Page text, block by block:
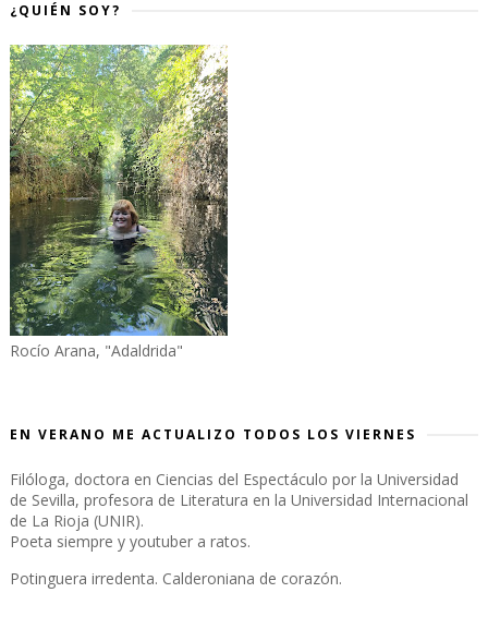
¿QUIÉN SOY?
Rocío Arana, "Adaldrida"
EN VERANO ME ACTUALIZO TODOS LOS VIERNES
Filóloga, doctora en Ciencias del Espectáculo por la Universidad
de Sevilla, profesora de Literatura en la Universidad Internacional
de La Rioja (UNIR).
Poeta siempre y youtuber a ratos.
Potinguera irredenta. Calderoniana de corazón.